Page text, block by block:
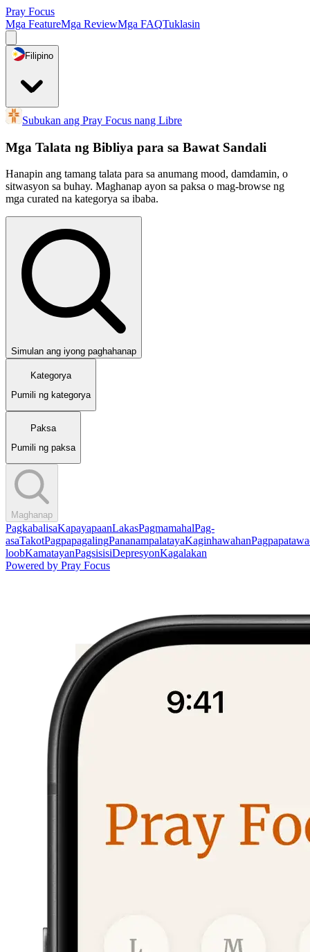
Pray Focus
Mga FeatureMga ReviewMga FAQTuklasin
Filipino
Subukan ang Pray Focus nang Libre
Mga Talata ng Bibliya para sa Bawat Sandali
Hanapin ang tamang talata para sa anumang mood, damdamin, o
sitwasyon sa buhay. Maghanap ayon sa paksa o mag-browse ng
mga curated na kategorya sa ibaba.
Simulan ang iyong paghahanap
Kategorya
Pumili ng kategorya
Paksa
Pumili ng paksa
Maghanap
PagkabalisaKapayapaanLakasPagmamahalPag-
asaTakotPagpapagalingPananampalatayaKaginhawahan
loobKamatayanPagsisisiDepresyonKagalakan
Powered by Pray Focus